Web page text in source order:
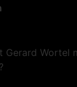
Gerard Wortel